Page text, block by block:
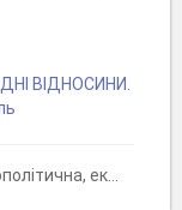
ВІДНОСИНИ.
та США, країнами Західної Європи та їхніми союзниками з іншого, що почалася після Другої світової війни.